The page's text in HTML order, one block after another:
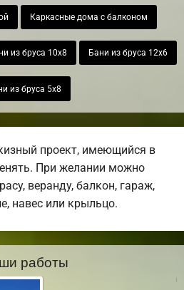
Каркасные дома с балконом
из бруса 10х8 Бани из бруса 12х6
из бруса 5х8
проект, имеющийся в
При желании можно
веранду, балкон, гараж,
навес или крыльцо.
работы